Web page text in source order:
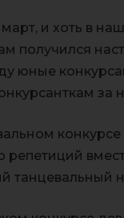
и хоть в
получился
юные
за
репетиций
танцевальный